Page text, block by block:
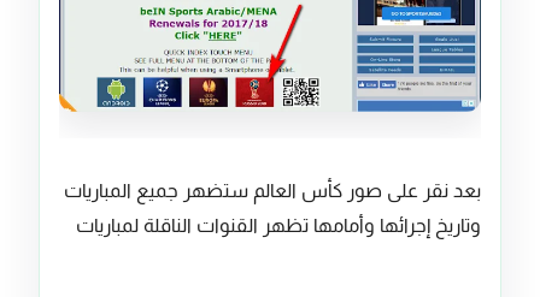
بعد نقر على صور كأس العالم ستضهر جميع المباريات
وتاريخ إجرائها وأمامها تظهر القنوات الناقلة لمباريات